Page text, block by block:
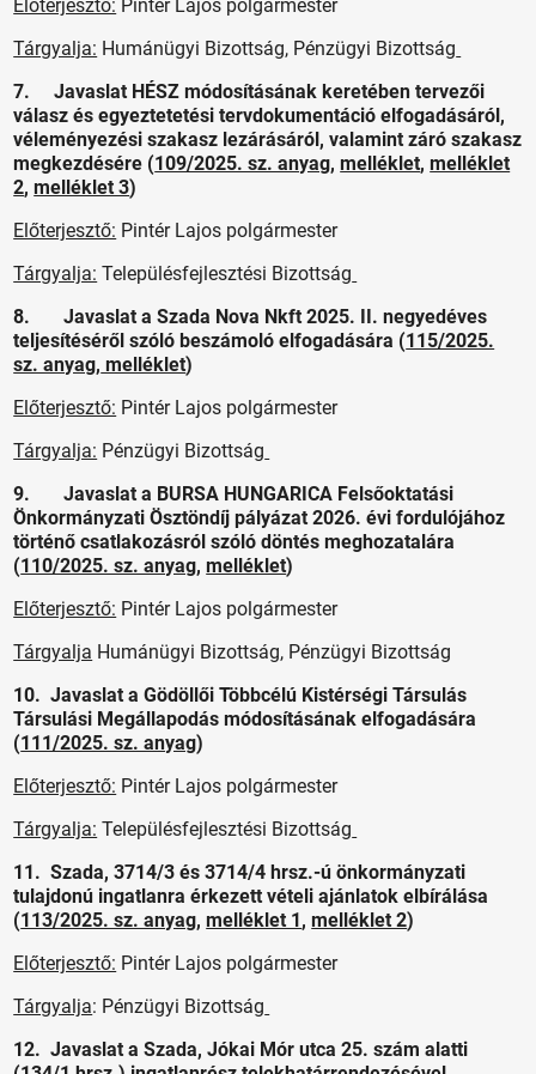
Előterjesztő: Pintér Lajos polgármester
Tárgyalja: Humánügyi Bizottság, Pénzügyi Bizottság
7. Javaslat HÉSZ módosításának keretében tervezői
válasz és egyeztetetési tervdokumentáció elfogadásáról,
véleményezési szakasz lezárásáról, valamint záró szakasz
megkezdésére (109/2025. sz. anyag,melléklet,melléklet
2,melléklet 3)
Előterjesztő: Pintér Lajos polgármester
Tárgyalja: Településfejlesztési Bizottság
8. Javaslat a Szada Nova Nkft 2025. II. negyedéves
teljesítéséről szóló beszámoló elfogadására (115/2025.
sz. anyag, melléklet)
Előterjesztő: Pintér Lajos polgármester
Tárgyalja: Pénzügyi Bizottság
9. Javaslat a BURSA HUNGARICA Felsőoktatási
Önkormányzati Ösztöndíj pályázat 2026. évi fordulójához
történő csatlakozásról szóló döntés meghozatalára
(110/2025. sz. anyag,melléklet)
Előterjesztő: Pintér Lajos polgármester
Tárgyalja Humánügyi Bizottság, Pénzügyi Bizottság
10. Javaslat a Gödöllői Többcélú Kistérségi Társulás
Társulási Megállapodás módosításának elfogadására
(111/2025. sz. anyag)
Előterjesztő: Pintér Lajos polgármester
Tárgyalja: Településfejlesztési Bizottság
11. Szada, 3714/3 és 3714/4 hrsz.-ú önkormányzati
tulajdonú ingatlanra érkezett vételi ajánlatok elbírálása
(113/2025. sz. anyag,melléklet 1,melléklet 2)
Előterjesztő: Pintér Lajos polgármester
Tárgyalja: Pénzügyi Bizottság
12. Javaslat a Szada, Jókai Mór utca 25. szám alatti